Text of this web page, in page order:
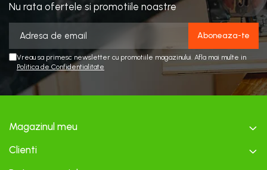
Nu rata ofertele si promotiile noastre
Vreau sa primesc newsletter cu promotiile magazinului. Afla mai multe in
Politica de Confidentialitate
Magazinul meu
Clienti